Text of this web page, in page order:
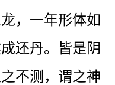
，一年形体如
还丹。皆是阴
不测，谓之神